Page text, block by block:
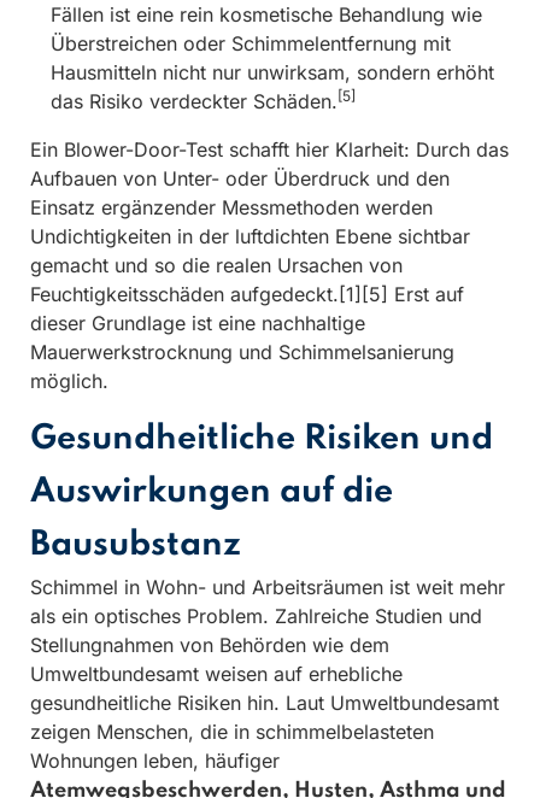
Fällen ist eine rein kosmetische Behandlung wie
Überstreichen oder Schimmelentfernung mit
Hausmitteln nicht nur unwirksam, sondern erhöht
das Risiko verdeckter Schäden. [5]
Ein Blower-Door-Test schafft hier Klarheit: Durch das
Aufbauen von Unter- oder Überdruck und den
Einsatz ergänzender Messmethoden werden
Undichtigkeiten in der luftdichten Ebene sichtbar
gemacht und so die realen Ursachen von
Feuchtigkeitsschäden aufgedeckt.[1][5] Erst auf
dieser Grundlage ist eine nachhaltige
Mauerwerkstrocknung und Schimmelsanierung
möglich.
Gesundheitliche Risiken und
Auswirkungen auf die
Bausubstanz
Schimmel in Wohn- und Arbeitsräumen ist weit mehr
als ein optisches Problem. Zahlreiche Studien und
Stellungnahmen von Behörden wie dem
Umweltbundesamt weisen auf erhebliche
gesundheitliche Risiken hin. Laut Umweltbundesamt
zeigen Menschen, die in schimmelbelasteten
Wohnungen leben, häufiger
Atemwegsbeschwerden, Husten, Asthma und